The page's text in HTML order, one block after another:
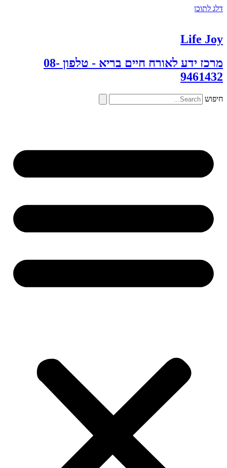
דלג לתוכן
Life Joy
מרכז ידע לאורח חיים בריא - טלפון 08-
9461432
חיפוש